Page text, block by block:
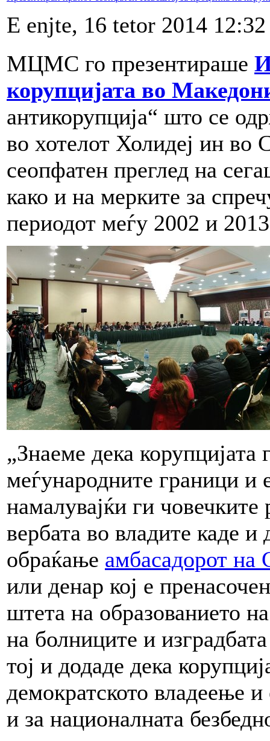
E enjte, 16 tetor 2014 12:32
МЦМС го презентираше
корупцијата во
антикорупција“ што се
во хотелот Холидеј ин во
сеопфатен преглед на
како и на мерките за
периодот меѓу 2002 и
„Знаеме дека
меѓународните граници и
намалувајќи ги
вербата во владите каде и
обраќање амбасадорот
или денар кој е
штета на образованието
на болниците и
тој и додаде дека
демократското владеење
и за националната